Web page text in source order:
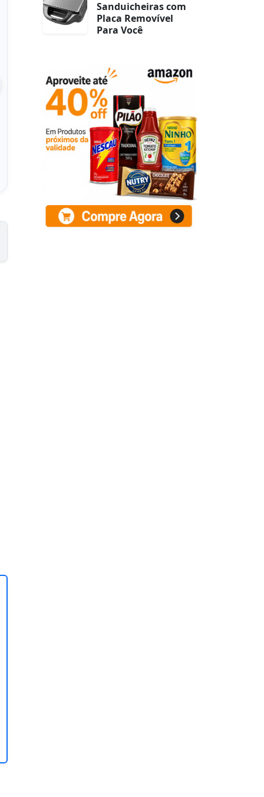
para
- Dupla
Absorvente Reutilizável
Forro Lavável Para Fralda
Ecológica de Bolso T
Ver na Amazon
Sanduicheiras com
Placa Removível
Para Você